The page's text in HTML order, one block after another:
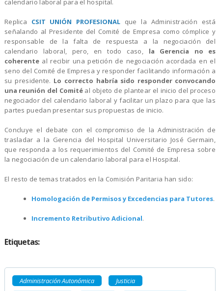
calendario laboral para el hospital.
Replica CSIT UNIÓN PROFESIONALque la Administración está
señalando al Presidente del Comité de Empresa como cómplice y
responsable de la falta de respuesta a la negociación del
calendario laboral, pero, en todo caso, la Gerencia no es
coherente al recibir una petición de negociación acordada en el
seno del Comité de Empresa y responder facilitando información a
su presidente. Lo correcto habría sido responder convocando
una reunión del Comitéal objeto de plantear el inicio del proceso
negociador del calendario laboral y facilitar un plazo para que las
partes puedan presentar sus propuestas de inicio.
Concluye el debate con el compromiso de la Administración de
trasladar a la Gerencia del Hospital Universitario José Germain,
que responda a los requerimientos del Comité de Empresa sobre
la negociación de un calendario laboral para el Hospital.
El resto de temas tratados en la Comisión Paritaria han sido:
Homologación de Permisos y Excedencias para Tutores.
Incremento Retributivo Adicional.
Etiquetas:
Administración Autonómica
Justicia